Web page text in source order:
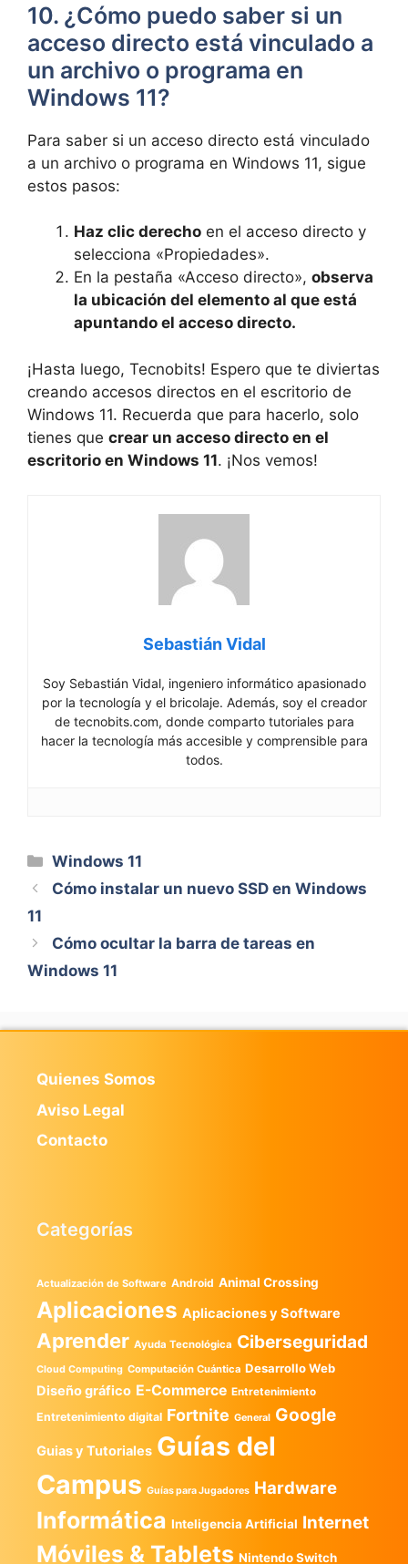
10. ¿Cómo puedo saber si ⁤un‍
acceso directo está ‍vinculado a
un archivo o programa en
Windows 11?
Para saber si​ un​ acceso directo está vinculado‌
a un archivo o programa en ‍Windows 11, sigue
estos pasos:
Haz clic derecho en el acceso directo y
selecciona «Propiedades».
En la pestaña «Acceso directo»,⁤ observa
la ubicación del ⁤elemento‌ al que está
apuntando el acceso directo.
¡Hasta luego, Tecnobits! Espero que⁢ te diviertas
creando accesos directos en el escritorio de
Windows⁤ 11.⁣ Recuerda‍ que para hacerlo, solo
tienes que crear un ​acceso directo en el
escritorio en Windows 11. ¡Nos vemos!
Sebastián Vidal
Soy Sebastián Vidal, ingeniero informático apasionado
por la tecnología y el bricolaje. Además, soy el creador
de tecnobits.com, donde comparto tutoriales para
hacer la tecnología más accesible y comprensible para
todos.
Categorías
Windows 11
Cómo instalar un nuevo SSD en Windows
11
Cómo ocultar la barra de tareas en
Windows 11
Quienes Somos
Aviso Legal
Contacto
Categorías
Actualización de Software Android Animal Crossing
Aplicaciones Aplicaciones y Software
Aprender Ayuda Tecnológica Ciberseguridad
Cloud Computing Computación Cuántica Desarrollo Web
Diseño gráfico E-Commerce Entretenimiento
Entretenimiento digital Fortnite General Google
Guias y Tutoriales Guías del
Campus Guías para Jugadores Hardware
Informática Inteligencia Artificial Internet
Móviles & Tablets Nintendo Switch